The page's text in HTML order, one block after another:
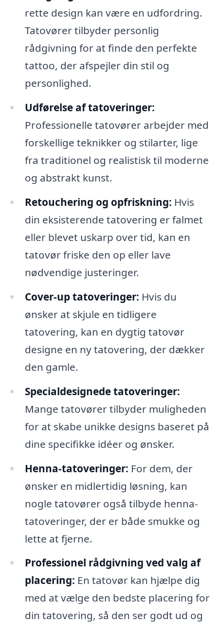
rette design kan være en udfordring.
Tatovører tilbyder personlig
rådgivning for at finde den perfekte
tattoo, der afspejler din stil og
personlighed.
Udførelse af tatoveringer:
Professionelle tatovører arbejder med
forskellige teknikker og stilarter, lige
fra traditionel og realistisk til moderne
og abstrakt kunst.
Retouchering og opfriskning: Hvis
din eksisterende tatovering er falmet
eller blevet uskarp over tid, kan en
tatovør friske den op eller lave
nødvendige justeringer.
Cover-up tatoveringer: Hvis du
ønsker at skjule en tidligere
tatovering, kan en dygtig tatovør
designe en ny tatovering, der dækker
den gamle.
Specialdesignede tatoveringer:
Mange tatovører tilbyder muligheden
for at skabe unikke designs baseret på
dine specifikke idéer og ønsker.
Henna-tatoveringer: For dem, der
ønsker en midlertidig løsning, kan
nogle tatovører også tilbyde henna-
tatoveringer, der er både smukke og
lette at fjerne.
Professionel rådgivning ved valg af
placering: En tatovør kan hjælpe dig
med at vælge den bedste placering for
din tatovering, så den ser godt ud og